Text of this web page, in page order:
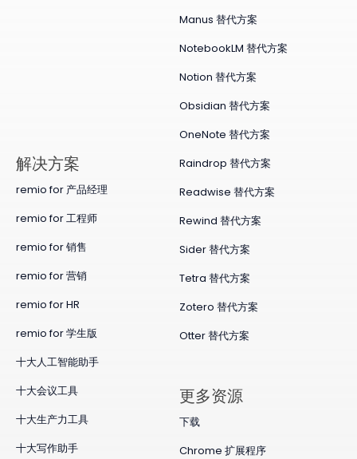
Manus 替代方案
NotebookLM 替代方案
Notion 替代方案
Obsidian 替代方案
OneNote 替代方案
Raindrop 替代方案
Readwise 替代方案
Rewind 替代方案
Sider 替代方案
Tetra 替代方案
Zotero 替代方案
Otter 替代方案
​解决方案
remio for 产品经理
remio for 工程师
remio for 销售
remio for 营销
remio for HR
remio for 学生版
十大人工智能助手
十大会议工具
十大生产力工具
十大写作助手
更多资源
下载
Chrome 扩展程序